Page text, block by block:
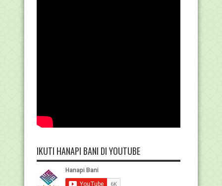
IKUTI HANAPI BANI DI YOUTUBE